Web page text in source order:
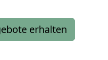
erhalten